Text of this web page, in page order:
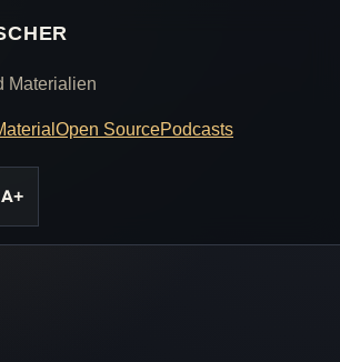
Materialien
Open SourcePodcasts
A+